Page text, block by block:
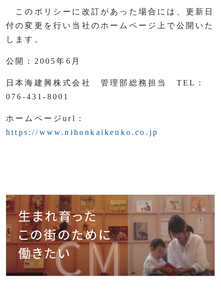
このポリシーに改訂があった場合には、更新日
付の変更を行い当社のホームページ上で公開いた
します。
公開：2005年6月
日本海建興株式会社 管理部総務担当 TEL：
076-431-8001
ホームページurl：
https://www.nihonkaikenko.co.jp